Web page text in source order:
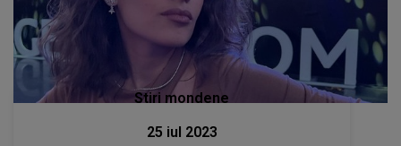
Stiri mondene
25 iul 2023